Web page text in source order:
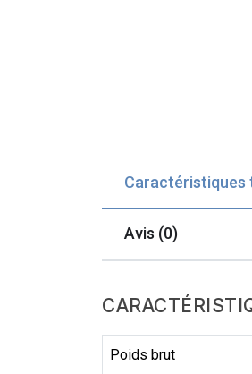
Caractéristiques
Avis (0)
Poids brut